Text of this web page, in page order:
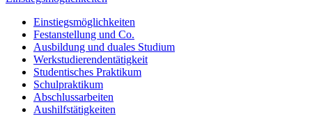
Einstiegsmöglichkeiten
Festanstellung und Co.
Ausbildung und duales Studium
Werkstudierendentätigkeit
Studentisches Praktikum
Schulpraktikum
Abschlussarbeiten
Aushilfstätigkeiten